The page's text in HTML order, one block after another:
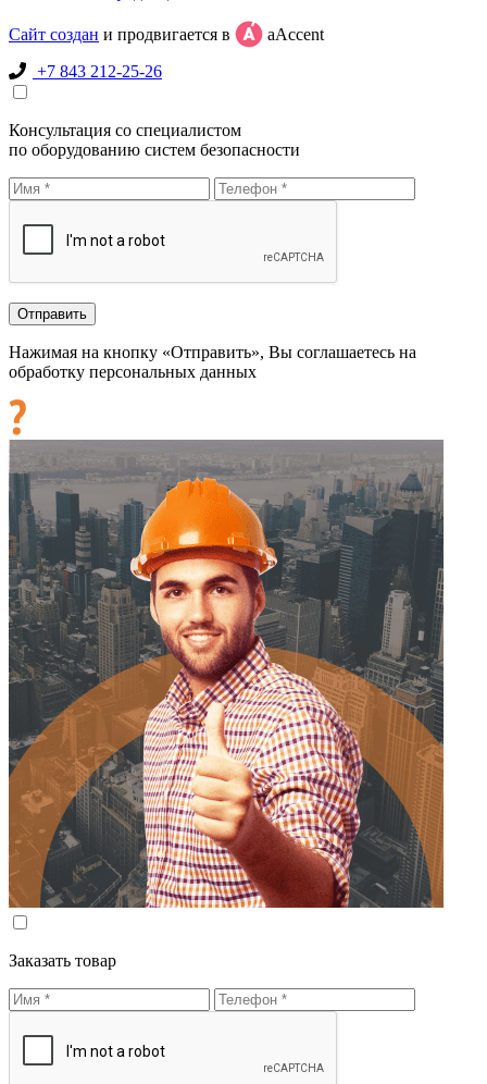
Сайт создан и продвигается в
aAccent
+7 843 212-25-26
Консультация со специалистом
по оборудованию систем безопасности
Нажимая на кнопку «Отправить», Вы соглашаетесь на
обработку персональных данных
Заказать товар